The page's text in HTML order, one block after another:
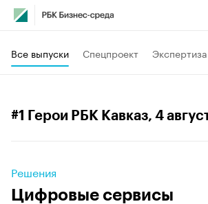
Все выпуски Спецпроект Экспертиза
#1 Герои РБК Кавказ, 4
Решения
Цифровые сервисы